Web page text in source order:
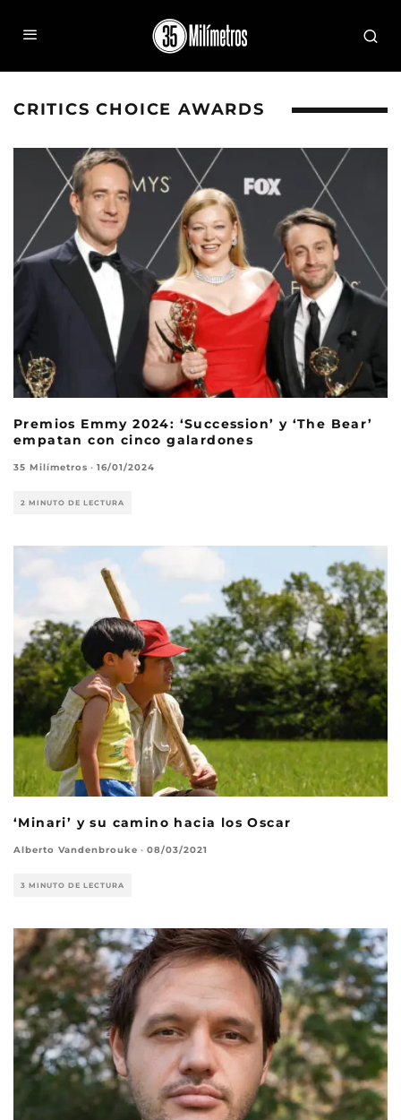
CRITICS CHOICE AWARDS
Premios Emmy 2024: ‘Succession’ y ‘The Bear’
empatan con cinco galardones
35 Milímetros · 16/01/2024
2 MINUTO DE LECTURA
‘Minari’ y su camino hacia los Oscar
Alberto Vandenbrouke · 08/03/2021
3 MINUTO DE LECTURA